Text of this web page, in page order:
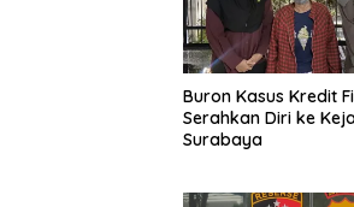
Buron Kasus Kredit
Serahkan Diri ke
Surabaya